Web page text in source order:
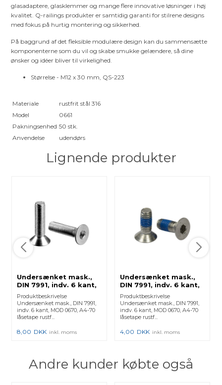
glasadaptere, glasklemmer og mange flere innovative løsninger i høj
kvalitet. Q-railings produkter er samtidig garanti for stilrene designs
med fokus på hurtig montering og sikkerhed.
På baggrund af det fleksible modulære design kan du sammensætte
komponenterne som du vil og skabe smukke gelændere, så dine
ønsker og idéer bliver til virkelighed.
Størrelse - M12 x 30 mm, QS-223
Materiale
rustfrit stål 316
Model
0661
Pakningsenhed 50 stk.
Anvendelse
udendørs
Lignende produkter
Undersænket mask.,
DIN 7991, indv. 6 kant,
MOD 0670, A4-70 -
(240670625) 240670-
625 - 1 Stk.
Produktbeskrivelse
Undersænket mask., DIN 7991,
indv. 6 kant, MOD 0670, A4-70
låsetape rustf...
8,00 DKK inkl. moms
Undersænket mask.,
DIN 7991, indv. 6 kant,
MOD 0670, A4-70 -
(240670620) 240670-
620 - 1 Stk.
Produktbeskrivelse
Undersænket mask., DIN 7991,
indv. 6 kant, MOD 0670, A4-70
låsetape rustf...
4,00 DKK inkl. moms
Andre kunder købte også